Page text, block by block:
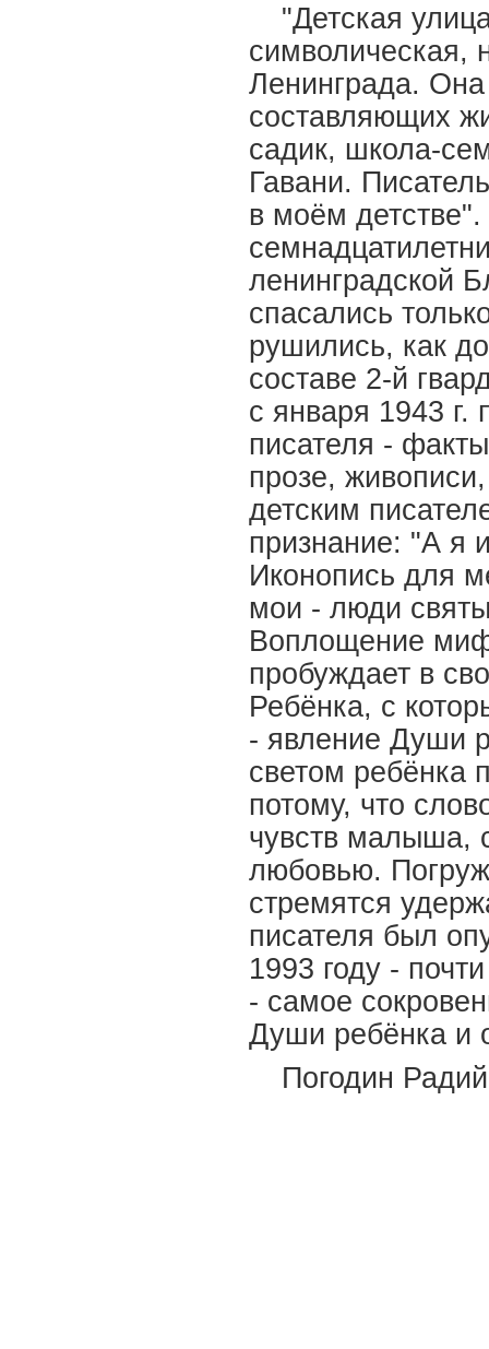
"Детская
символическая,
Ленинграда. Она
составляющих
садик, школа-
Гавани.
в моём
ленинградской
спасались
рушились, как
составе 2-й
с января 1943
писателя -
прозе,
детским
признание: "А я
Иконопись для
мои - люди
Воплощение
пробуждает в
Ребёнка, с
- явление Души
светом ребёнка
потому, что
чувств малыша,
любовью.
стремятся
писателя был
1993 году -
- самое
Души ребёнка и
Погодин